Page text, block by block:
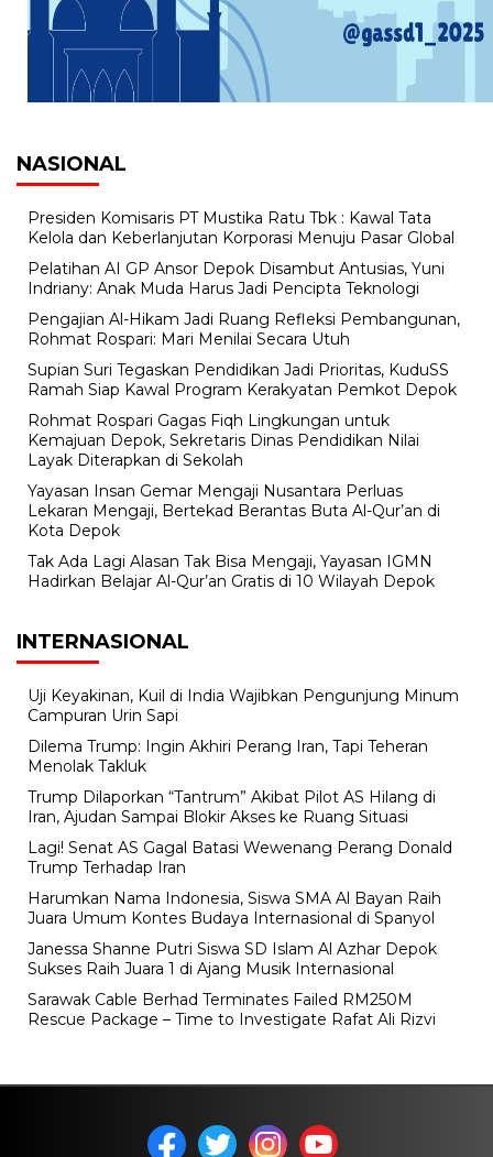
NASIONAL
Presiden Komisaris PT Mustika Ratu Tbk : Kawal Tata
Kelola dan Keberlanjutan Korporasi Menuju Pasar Global
Pelatihan AI GP Ansor Depok Disambut Antusias, Yuni
Indriany: Anak Muda Harus Jadi Pencipta Teknologi
Pengajian Al-Hikam Jadi Ruang Refleksi Pembangunan,
Rohmat Rospari: Mari Menilai Secara Utuh
Supian Suri Tegaskan Pendidikan Jadi Prioritas, KuduSS
Ramah Siap Kawal Program Kerakyatan Pemkot Depok
Rohmat Rospari Gagas Fiqh Lingkungan untuk
Kemajuan Depok, Sekretaris Dinas Pendidikan Nilai
Layak Diterapkan di Sekolah
Yayasan Insan Gemar Mengaji Nusantara Perluas
Lekaran Mengaji, Bertekad Berantas Buta Al-Qur’an di
Kota Depok
Tak Ada Lagi Alasan Tak Bisa Mengaji, Yayasan IGMN
Hadirkan Belajar Al-Qur’an Gratis di 10 Wilayah Depok
INTERNASIONAL
Uji Keyakinan, Kuil di India Wajibkan Pengunjung Minum
Campuran Urin Sapi
Dilema Trump: Ingin Akhiri Perang Iran, Tapi Teheran
Menolak Takluk
Trump Dilaporkan “Tantrum” Akibat Pilot AS Hilang di
Iran, Ajudan Sampai Blokir Akses ke Ruang Situasi
Lagi! Senat AS Gagal Batasi Wewenang Perang Donald
Trump Terhadap Iran
Harumkan Nama Indonesia, Siswa SMA Al Bayan Raih
Juara Umum Kontes Budaya Internasional di Spanyol
Janessa Shanne Putri Siswa SD Islam Al Azhar Depok
Sukses Raih Juara 1 di Ajang Musik Internasional
Sarawak Cable Berhad Terminates Failed RM250M
Rescue Package – Time to Investigate Rafat Ali Rizvi